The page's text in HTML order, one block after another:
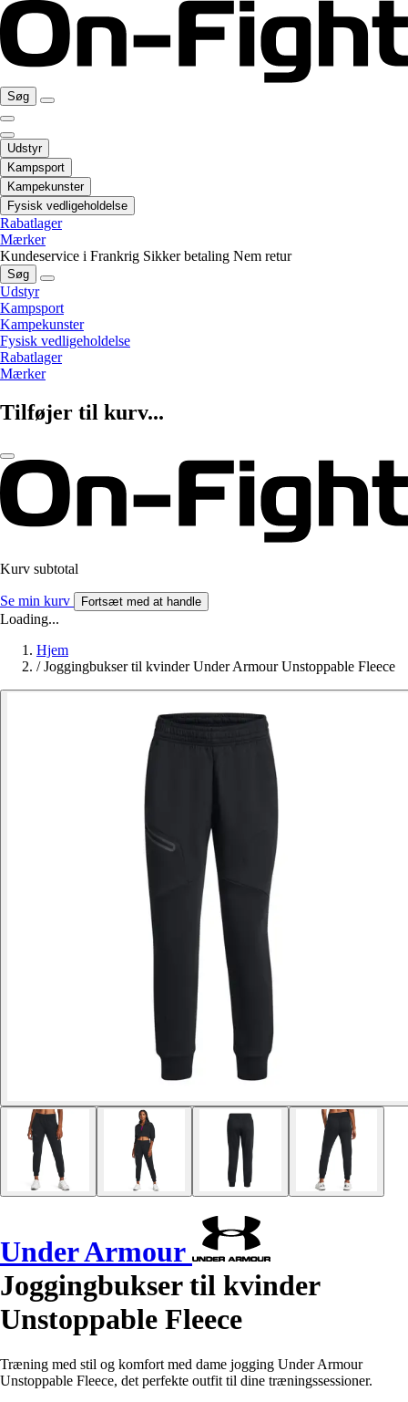
Søg
Udstyr
Kampsport
Kampekunster
Fysisk vedligeholdelse
Rabatlager
Mærker
Kundeservice i Frankrig Sikker betaling Nem retur
Søg
Udstyr
Kampsport
Kampekunster
Fysisk vedligeholdelse
Rabatlager
Mærker
Tilføjer til kurv...
Kurv subtotal
Se min kurv Fortsæt med at handle
Loading...
Hjem
/ Joggingbukser til kvinder Under Armour Unstoppable Fleece
Under Armour
Joggingbukser til kvinder
Unstoppable Fleece
Træning med stil og komfort med dame jogging Under Armour
Unstoppable Fleece, det perfekte outfit til dine træningssessioner.